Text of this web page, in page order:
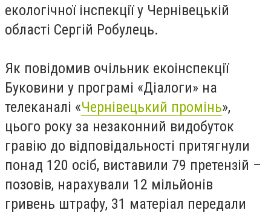
екологічної інспекції у Чернівецькій
області Сергій Робулець.
Як повідомив очільник екоінспекції
Буковини у програмі «Діалоги» на
телеканалі «Чернівецький промінь»,
цього року за незаконний видобуток
гравію до відповідальності притягнули
понад 120 осіб, виставили 79 претензій –
позовів, нарахували 12 мільйонів
гривень штрафу, 31 матеріал передали